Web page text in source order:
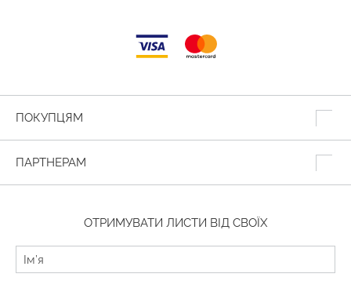
ПОКУПЦЯМ
ПАРТНЕРАМ
ОТРИМУВАТИ ЛИСТИ ВІД СВОЇХ